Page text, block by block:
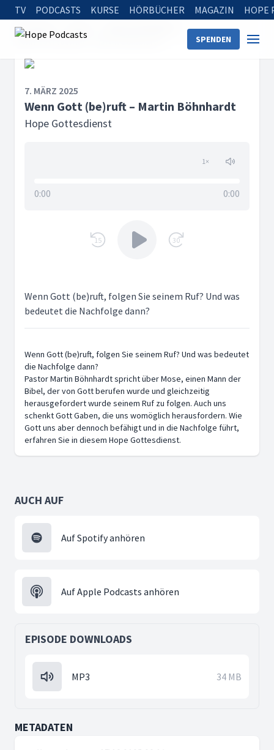
TV PODCASTS KURSE HÖRBÜCHER MAGAZIN HOPE
SPENDEN
Startseite
Wenn Gott (be)ruft – Martin Böhnhardt
7. MÄRZ 2025
Wenn Gott (be)ruft – Martin Böhnhardt
Hope Gottesdienst
1×
0:00 0:00
15 30
Wenn Gott (be)ruft, folgen Sie seinem Ruf? Und was
bedeutet die Nachfolge dann?
Wenn Gott (be)ruft, folgen Sie seinem Ruf? Und was bedeutet
die Nachfolge dann?
Pastor Martin Böhnhardt spricht über Mose, einen Mann der
Bibel, der von Gott berufen wurde und gleichzeitig
herausgefordert wurde seinem Ruf zu folgen. Auch uns
schenkt Gott Gaben, die uns womöglich herausfordern. Wie
Gott uns aber dennoch befähigt und in die Nachfolge führt,
erfahren Sie in diesem Hope Gottesdienst.
AUCH AUF
Auf Spotify anhören
Auf Apple Podcasts anhören
EPISODE DOWNLOADS
MP3 34 MB
METADATEN